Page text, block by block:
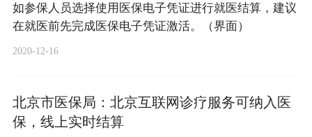
如参保人员选择使用医保电子凭证进行就医结算，建议
在就医前先完成医保电子凭证激活。（界面）
2020-12-16
北京市医保局：北京互联网诊疗服务可纳入医
保，线上实时结算